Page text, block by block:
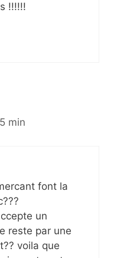
!!!!!!
min
font la
un
reste par une
voila que